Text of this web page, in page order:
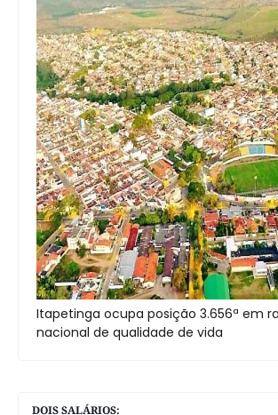
Itapetinga ocupa posição 3.656ª em
nacional de qualidade de vida
DOIS SALÁRIOS: